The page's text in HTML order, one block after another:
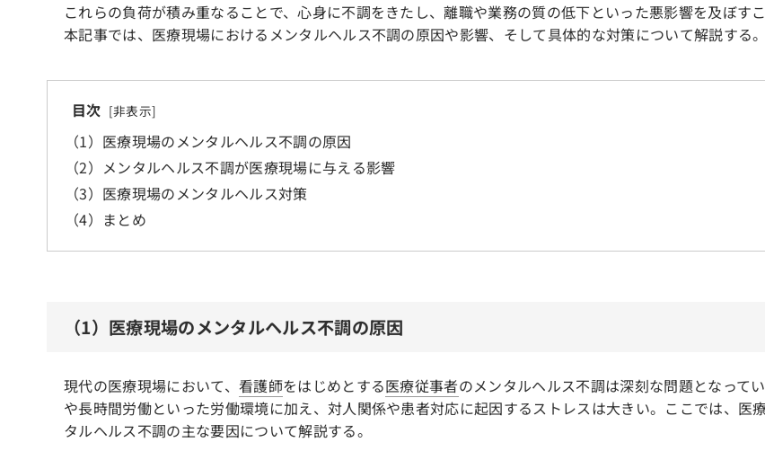
これらの負荷が積み重なることで、心身に不調をきたし、離職や業務の質の低下といった悪影響を及ぼす
本記事では、医療現場におけるメンタルヘルス不調の原因や影響、そして具体的な対策について解説する。
目次
（1）医療現場のメンタルヘルス不調の原因
（2）メンタルヘルス不調が医療現場に与える影響
（3）医療現場のメンタルヘルス対策
（4）まとめ
（1）医療現場のメンタルヘルス不調の原因
現代の医療現場において、 看護師をはじめとする医療従事者のメンタルヘルス不調は深刻な問題となって
や長時間労働といった労働環境に加え、対人関係や患者対応に起因するストレスは大きい。ここでは、医
タルヘルス不調の主な要因について解説する。